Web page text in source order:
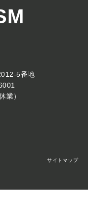
5番地
業）
サイトマップ